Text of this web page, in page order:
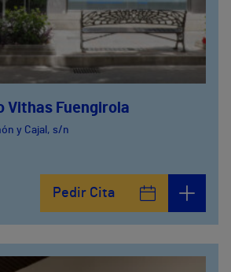
Vithas Fuengirola
y Cajal, s/n
Pedir Cita